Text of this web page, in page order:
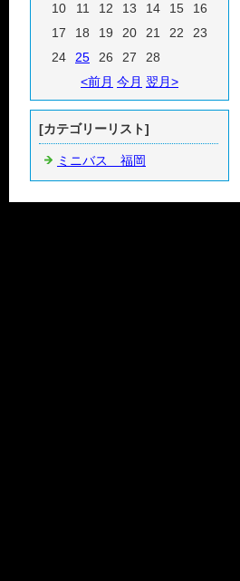
10
11 12 13 14 15
16
17
18 19 20 21 22
23
24
25 26 27
28
<前月 今月 翌月>
[カテゴリーリスト]
ミニバス 福岡